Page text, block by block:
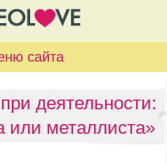
сайта
деятельности:
или металлиста»